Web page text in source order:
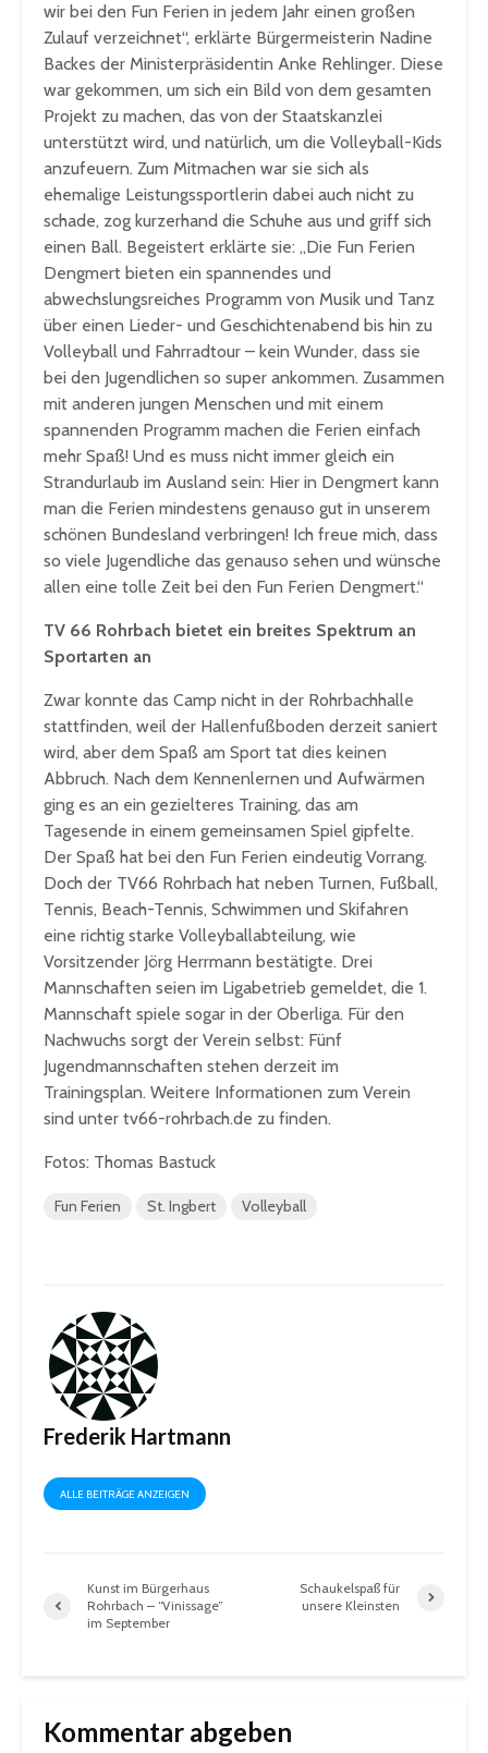
wir bei den Fun Ferien in jedem Jahr einen großen
Zulauf verzeichnet“, erklärte Bürgermeisterin Nadine
Backes der Ministerpräsidentin Anke Rehlinger. Diese
war gekommen, um sich ein Bild von dem gesamten
Projekt zu machen, das von der Staatskanzlei
unterstützt wird, und natürlich, um die Volleyball-Kids
anzufeuern. Zum Mitmachen war sie sich als
ehemalige Leistungssportlerin dabei auch nicht zu
schade, zog kurzerhand die Schuhe aus und griff sich
einen Ball. Begeistert erklärte sie: „Die Fun Ferien
Dengmert bieten ein spannendes und
abwechslungsreiches Programm von Musik und Tanz
über einen Lieder- und Geschichtenabend bis hin zu
Volleyball und Fahrradtour – kein Wunder, dass sie
bei den Jugendlichen so super ankommen. Zusammen
mit anderen jungen Menschen und mit einem
spannenden Programm machen die Ferien einfach
mehr Spaß! Und es muss nicht immer gleich ein
Strandurlaub im Ausland sein: Hier in Dengmert kann
man die Ferien mindestens genauso gut in unserem
schönen Bundesland verbringen! Ich freue mich, dass
so viele Jugendliche das genauso sehen und wünsche
allen eine tolle Zeit bei den Fun Ferien Dengmert.“
TV 66 Rohrbach bietet ein breites Spektrum an
Sportarten an
Zwar konnte das Camp nicht in der Rohrbachhalle
stattfinden, weil der Hallenfußboden derzeit saniert
wird, aber dem Spaß am Sport tat dies keinen
Abbruch. Nach dem Kennenlernen und Aufwärmen
ging es an ein gezielteres Training, das am
Tagesende in einem gemeinsamen Spiel gipfelte.
Der Spaß hat bei den Fun Ferien eindeutig Vorrang.
Doch der TV66 Rohrbach hat neben Turnen, Fußball,
Tennis, Beach-Tennis, Schwimmen und Skifahren
eine richtig starke Volleyballabteilung, wie
Vorsitzender Jörg Herrmann bestätigte. Drei
Mannschaften seien im Ligabetrieb gemeldet, die 1.
Mannschaft spiele sogar in der Oberliga. Für den
Nachwuchs sorgt der Verein selbst: Fünf
Jugendmannschaften stehen derzeit im
Trainingsplan. Weitere Informationen zum Verein
sind unter tv66-rohrbach.de zu finden.
Fotos: Thomas Bastuck
Fun Ferien St. Ingbert Volleyball
Frederik Hartmann
ALLE BEITRÄGE ANZEIGEN
Kunst im Bürgerhaus
Rohrbach – “Vinissage”
im September
Schaukelspaß für
unsere Kleinsten
Kommentar abgeben